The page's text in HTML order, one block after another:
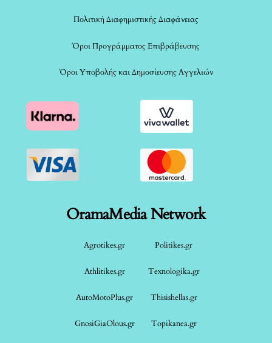
Πολιτική Διαφημιστικής Διαφάνειας
Όροι Προγράμματος Επιβράβευσης
Όροι Υποβολής και Δημοσίευσης Αγγελιών
OramaMedia Network
Agrotikes.gr Politikes.gr
Athlitikes.gr Texnologika.gr
AutoMotoPlus.gr Thisishellas.gr
GnosiGiaOlous.gr Topikanea.gr